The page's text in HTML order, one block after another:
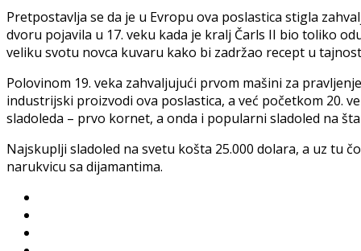
Pretpostavlja se da je u Evropu ova poslastica stigla
dvoru pojavila u 17. veku kada je kralj Čarls II bio toliko
veliku svotu novca kuvaru kako bi zadržao recept u
Polovinom 19. veka zahvaljujući prvom mašini za
industrijski proizvodi ova poslastica, a već početkom 20.
sladoleda – prvo kornet, a onda i popularni sladoled na
Najskuplji sladoled na svetu košta 25.000 dolara, a uz tu
narukvicu sa dijamantima.